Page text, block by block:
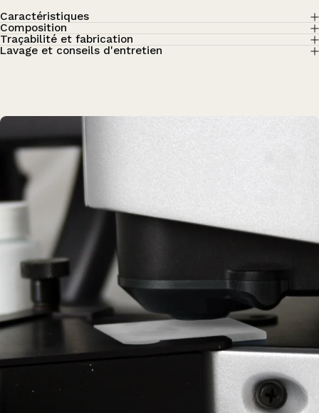
Caractéristiques
Composition
Traçabilité et fabrication
Lavage et conseils d'entretien